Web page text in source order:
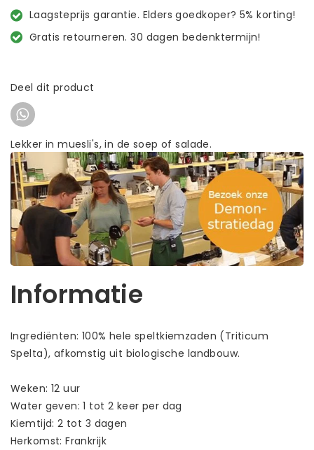
Laagsteprijs garantie. Elders goedkoper? 5% korting!
Gratis retourneren. 30 dagen bedenktermijn!
Deel dit product
Lekker in muesli's, in de soep of salade.
Informatie
Ingrediënten: 100% hele speltkiemzaden (Triticum
Spelta), afkomstig uit biologische landbouw.
Weken: 12 uur
Water geven: 1 tot 2 keer per dag
Kiemtijd: 2 tot 3 dagen
Herkomst:Frankrijk